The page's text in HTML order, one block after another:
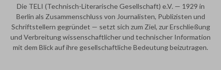
Die TELI (Technisch-Literarische Gesellschaft) e.V. — 1929 in
Berlin als Zusammenschluss von Journalisten, Publizisten und
Schriftstellern gegründet — setzt sich zum Ziel, zur Erschließung
und Verbreitung wissenschaftlicher und technischer Information
mit dem Blick auf ihre gesellschaftliche Bedeutung beizutragen.